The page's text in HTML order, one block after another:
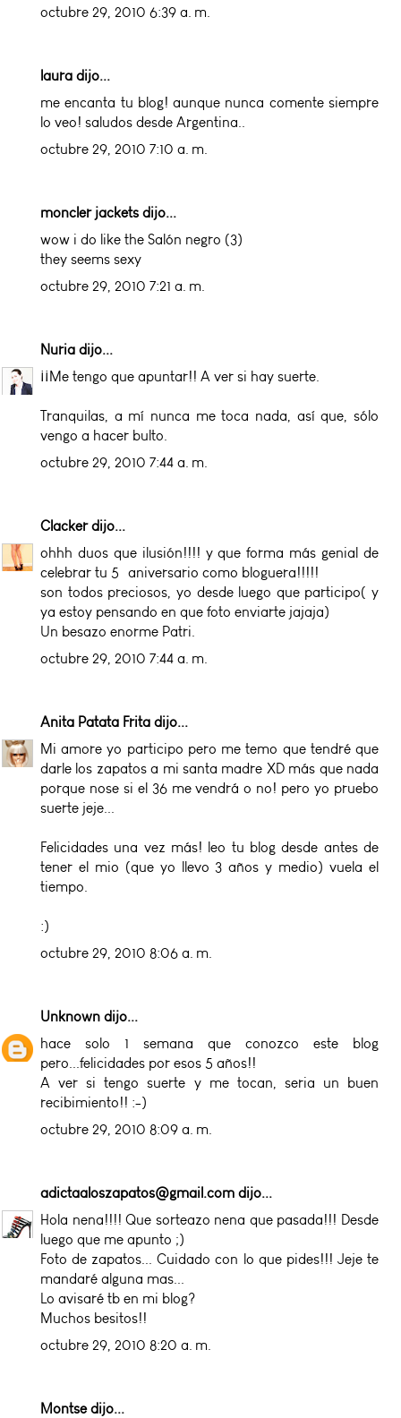
octubre 29, 2010 6:39 a. m.
laura dijo...
me encanta tu blog! aunque nunca comente siempre
lo veo! saludos desde Argentina..
octubre 29, 2010 7:10 a. m.
moncler jackets dijo...
wow i do like the Salón negro (3)
they seems sexy
octubre 29, 2010 7:21 a. m.
Nuria dijo...
¡¡Me tengo que apuntar!! A ver si hay suerte.
Tranquilas, a mí nunca me toca nada, así que, sólo
vengo a hacer bulto.
octubre 29, 2010 7:44 a. m.
Clackerdijo...
ohhh duos que ilusión!!!! y que forma más genial de
celebrar tu 5º aniversario como bloguera!!!!!
son todos preciosos, yo desde luego que participo( y
ya estoy pensando en que foto enviarte jajaja)
Un besazo enorme Patri.
octubre 29, 2010 7:44 a. m.
Anita Patata Frita dijo...
Mi amore yo participo pero me temo que tendré que
darle los zapatos a mi santa madre XD más que nada
porque nose si el 36 me vendrá o no! pero yo pruebo
suerte jeje...
Felicidades una vez más! leo tu blog desde antes de
tener el mio (que yo llevo 3 años y medio) vuela el
tiempo.
:)
octubre 29, 2010 8:06 a. m.
Unknown dijo...
hace solo 1 semana que conozco este blog
pero...felicidades por esos 5 años!!
A ver si tengo suerte y me tocan, seria un buen
recibimiento!! :-)
octubre 29, 2010 8:09 a. m.
adictaaloszapatos@gmail.com dijo...
Hola nena!!!! Que sorteazo nena que pasada!!! Desde
luego que me apunto ;)
Foto de zapatos... Cuidado con lo que pides!!! Jeje te
mandaré alguna mas...
Lo avisaré tb en mi blog?
Muchos besitos!!
octubre 29, 2010 8:20 a. m.
Montse dijo...